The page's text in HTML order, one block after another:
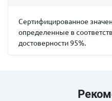
Сертифицированное
определенные в
достоверности 95%.